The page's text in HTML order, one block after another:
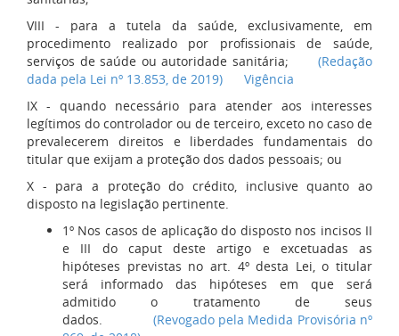
VIII - para a tutela da saúde, exclusivamente, em
procedimento realizado por profissionais de saúde,
serviços de saúde ou autoridade sanitária; (Redação
dada pela Lei nº 13.853, de 2019)
Vigência
IX - quando necessário para atender aos interesses
legítimos do controlador ou de terceiro, exceto no caso de
prevalecerem direitos e liberdades fundamentais do
titular que exijam a proteção dos dados pessoais; ou
X - para a proteção do crédito, inclusive quanto ao
disposto na legislação pertinente.
1º Nos casos de aplicação do disposto nos incisos II
e III do caput deste artigo e excetuadas as
hipóteses previstas no art. 4º desta Lei, o titular
será informado das hipóteses em que será
admitido o tratamento de seus
dados. (Revogado pela Medida Provisória nº